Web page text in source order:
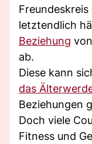
letztendlich
Beziehung
ab.
Diese kann
das
Beziehungen
Doch viele
Fitness und